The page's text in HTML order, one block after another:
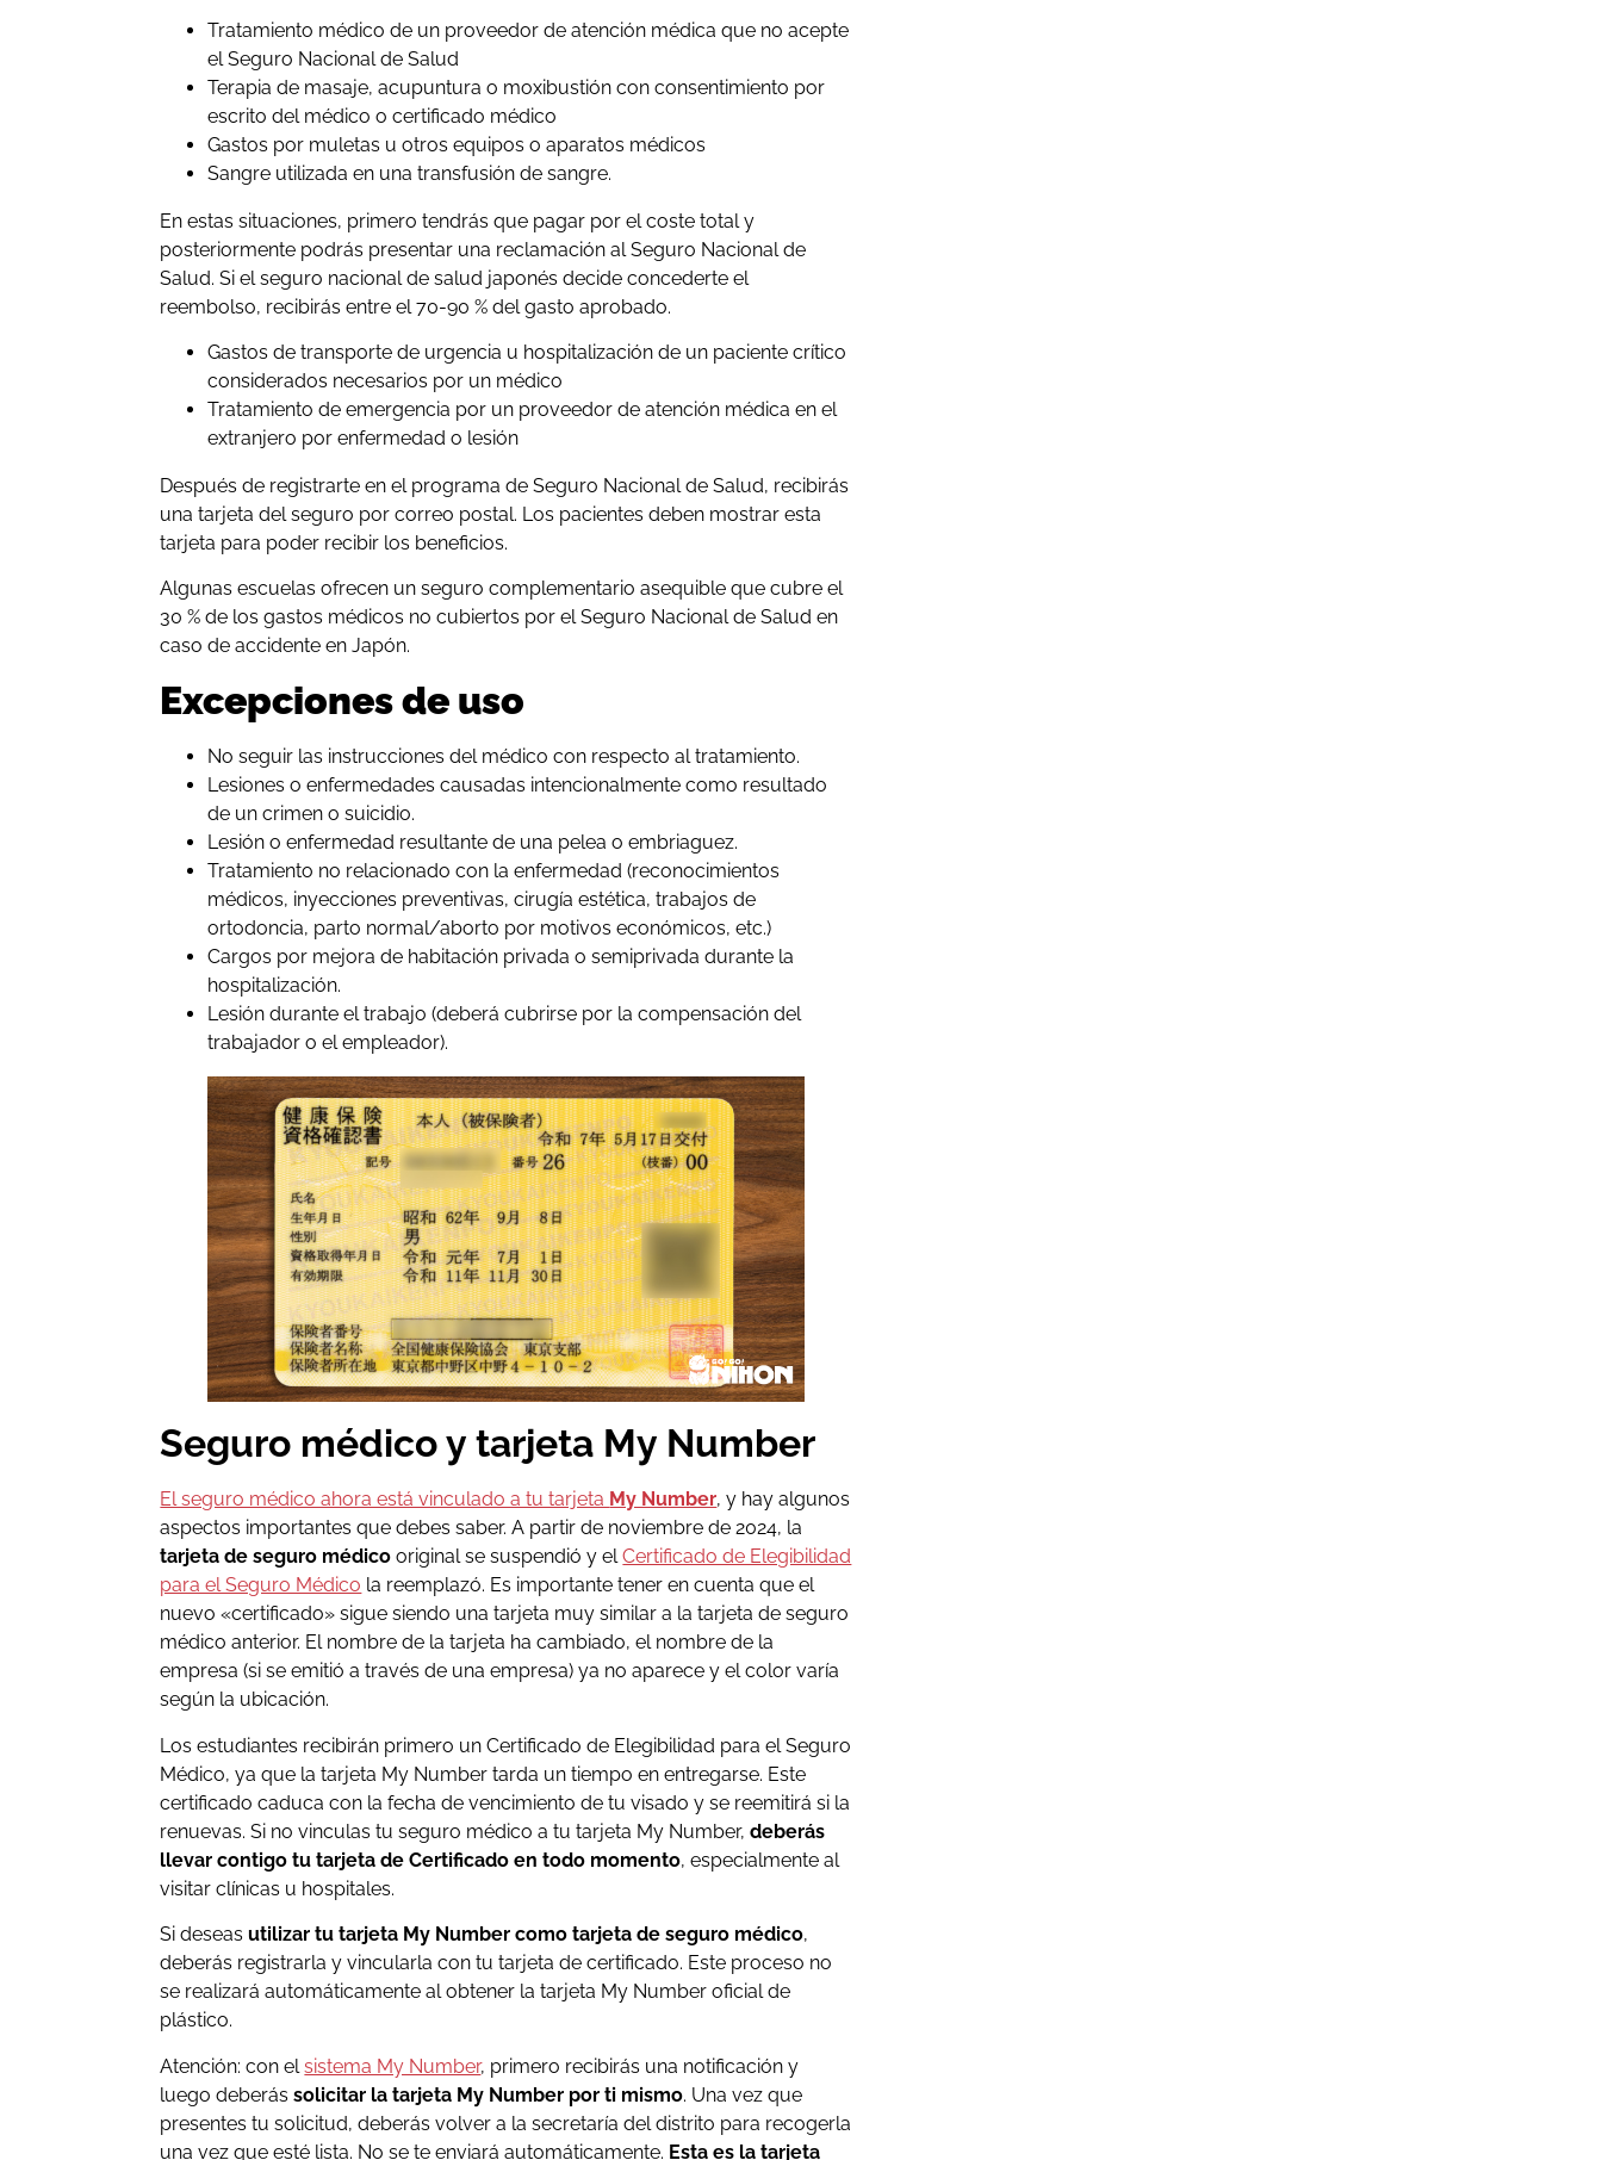
Tratamiento médico de un proveedor de atención médica que no acepte
el Seguro Nacional de Salud
Terapia de masaje, acupuntura o moxibustión con consentimiento por
escrito del médico o certificado médico
Gastos por muletas u otros equipos o aparatos médicos
Sangre utilizada en una transfusión de sangre.
En estas situaciones, primero tendrás que pagar por el coste total y
posteriormente podrás presentar una reclamación al Seguro Nacional de
Salud. Si el seguro nacional de salud japonés decide concederte el
reembolso, recibirás entre el 70-90 % del gasto aprobado.
Gastos de transporte de urgencia u hospitalización de un paciente crítico
considerados necesarios por un médico
Tratamiento de emergencia por un proveedor de atención médica en el
extranjero por enfermedad o lesión
Después de registrarte en el programa de Seguro Nacional de Salud, recibirás
una tarjeta del seguro por correo postal. Los pacientes deben mostrar esta
tarjeta para poder recibir los beneficios.
Algunas escuelas ofrecen un seguro complementario asequible que cubre el
30 % de los gastos médicos no cubiertos por el Seguro Nacional de Salud en
caso de accidente en Japón.
Excepciones de uso
No seguir las instrucciones del médico con respecto al tratamiento.
Lesiones o enfermedades causadas intencionalmente como resultado
de un crimen o suicidio.
Lesión o enfermedad resultante de una pelea o embriaguez.
Tratamiento no relacionado con la enfermedad (reconocimientos
médicos, inyecciones preventivas, cirugía estética, trabajos de
ortodoncia, parto normal/aborto por motivos económicos, etc.)
Cargos por mejora de habitación privada o semiprivada durante la
hospitalización.
Lesión durante el trabajo (deberá cubrirse por la compensación del
trabajador o el empleador).
Seguro médico y tarjeta My Number
El seguro médico ahora está vinculado a tu tarjeta My Number, y hay algunos
aspectos importantes que debes saber. A partir de noviembre de 2024, la
tarjeta de seguro médico original se suspendió y elCertificado de Elegibilidad
para el Seguro Médico la reemplazó. Es importante tener en cuenta que el
nuevo «certificado» sigue siendo una tarjeta muy similar a la tarjeta de seguro
médico anterior. El nombre de la tarjeta ha cambiado, el nombre de la
empresa (si se emitió a través de una empresa) ya no aparece y el color varía
según la ubicación.
Los estudiantes recibirán primero un Certificado de Elegibilidad para el Seguro
Médico, ya que la tarjeta My Number tarda un tiempo en entregarse. Este
certificado caduca con la fecha de vencimiento de tu visado y se reemitirá si la
renuevas. Si no vinculas tu seguro médico a tu tarjeta My Number,deberás
llevar contigo tu tarjeta de Certificado en todo momento, especialmente al
visitar clínicas u hospitales.
Si deseasutilizar tu tarjeta My Number como tarjeta de seguro médico,
deberás registrarla y vincularla con tu tarjeta de certificado. Este proceso no
se realizará automáticamente al obtener la tarjeta My Number oficial de
plástico.
Atención: con elsistema My Number, primero recibirás una notificación y
luego deberássolicitar la tarjeta My Number por ti mismo. Una vez que
presentes tu solicitud, deberás volver a la secretaría del distrito para recogerla
una vez que esté lista. No se te enviará automáticamente. Esta es la tarjeta